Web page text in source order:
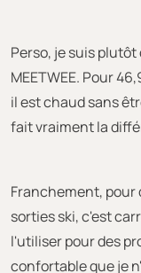
Perso, je suis
MEETWEE. Pour
il est chaud sans
fait vraiment la
Franchement, pour
sorties ski, c'est
l'utiliser pour des
confortable que je